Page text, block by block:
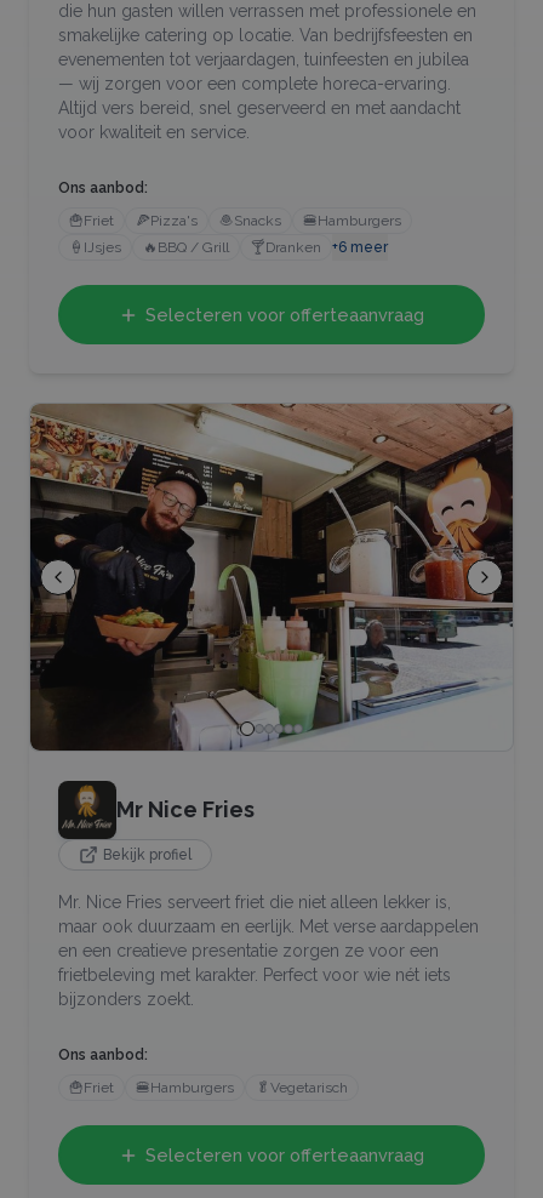
die hun gasten willen verrassen met professionele en
smakelijke catering op locatie. Van bedrijfsfeesten en
evenementen tot verjaardagen, tuinfeesten en jubilea
— wij zorgen voor een complete horeca-ervaring.
Altijd vers bereid, snel geserveerd en met aandacht
voor kwaliteit en service.
Ons aanbod:
🍟Friet 🍕Pizza's 🧆Snacks 🍔Hamburgers
🍦 IJsjes 🔥 BBQ / Grill 🍸Dranken +6 meer
Selecteren voor offerteaanvraag
Mr Nice Fries
Bekijk profiel
Mr. Nice Fries serveert friet die niet alleen lekker is,
maar ook duurzaam en eerlijk. Met verse aardappelen
en een creatieve presentatie zorgen ze voor een
frietbeleving met karakter. Perfect voor wie nét iets
bijzonders zoekt.
Ons aanbod:
🍟Friet 🍔Hamburgers 🥬 Vegetarisch
Selecteren voor offerteaanvraag